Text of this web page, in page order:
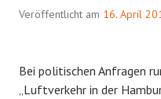
Veröffentlicht am 16. April
Bei politischen Anfragen
„Luftverkehr in der